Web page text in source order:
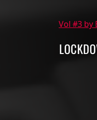
Vol #3 by